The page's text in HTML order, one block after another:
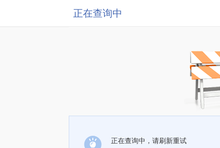
正在查询中
正在查询中，请刷新重试